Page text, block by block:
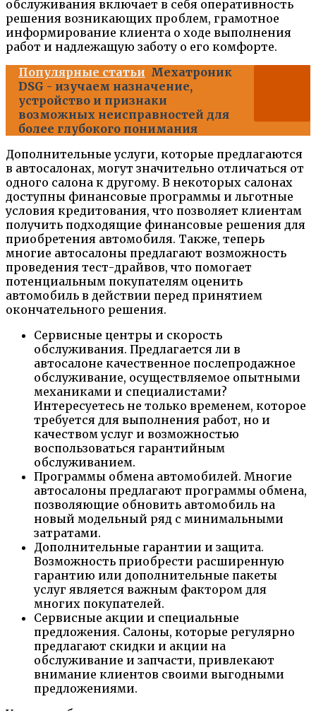
обслуживания включает в себя оперативность
решения возникающих проблем, грамотное
информирование клиента о ходе выполнения
работ и надлежащую заботу о его комфорте.
Популярные статьи Мехатроник
DSG - изучаем назначение,
устройство и признаки
возможных неисправностей для
более глубокого понимания
Дополнительные услуги, которые предлагаются
в автосалонах, могут значительно отличаться от
одного салона к другому. В некоторых салонах
доступны финансовые программы и льготные
условия кредитования, что позволяет клиентам
получить подходящие финансовые решения для
приобретения автомобиля. Также, теперь
многие автосалоны предлагают возможность
проведения тест-драйвов, что помогает
потенциальным покупателям оценить
автомобиль в действии перед принятием
окончательного решения.
Сервисные центры и скорость
обслуживания. Предлагается ли в
автосалоне качественное послепродажное
обслуживание, осуществляемое опытными
механиками и специалистами?
Интересуетесь не только временем, которое
требуется для выполнения работ, но и
качеством услуг и возможностью
воспользоваться гарантийным
обслуживанием.
Программы обмена автомобилей. Многие
автосалоны предлагают программы обмена,
позволяющие обновить автомобиль на
новый модельный ряд с минимальными
затратами.
Дополнительные гарантии и защита.
Возможность приобрести расширенную
гарантию или дополнительные пакеты
услуг является важным фактором для
многих покупателей.
Сервисные акции и специальные
предложения. Салоны, которые регулярно
предлагают скидки и акции на
обслуживание и запчасти, привлекают
внимание клиентов своими выгодными
предложениями.